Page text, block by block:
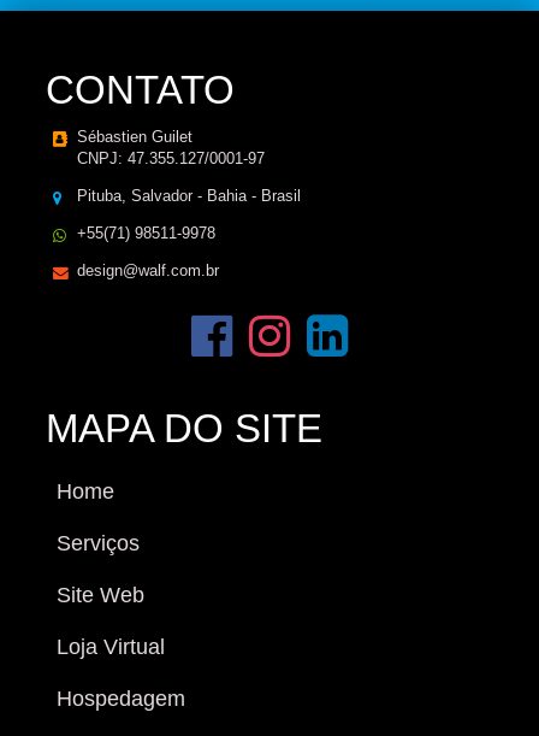
CONTATO
Sébastien Guilet
CNPJ: 47.355.127/0001-97
Pituba, Salvador - Bahia - Brasil
+55(71) 98511-9978
design@walf.com.br
MAPA DO SITE
Home
Serviços
Site Web
Loja Virtual
Hospedagem